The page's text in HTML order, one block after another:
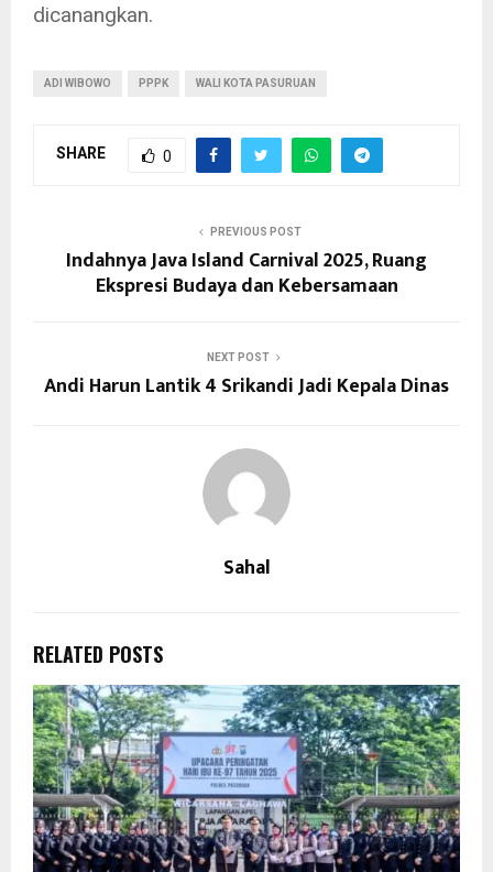
dicanangkan.
ADI WIBOWO PPPK WALI KOTA PASURUAN
SHARE 0
PREVIOUS POST
Indahnya Java Island Carnival 2025, Ruang
Ekspresi Budaya dan Kebersamaan
NEXT POST
Andi Harun Lantik 4 Srikandi Jadi Kepala Dinas
Sahal
RELATED POSTS